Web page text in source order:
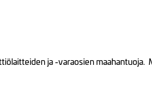
ja -varaosien